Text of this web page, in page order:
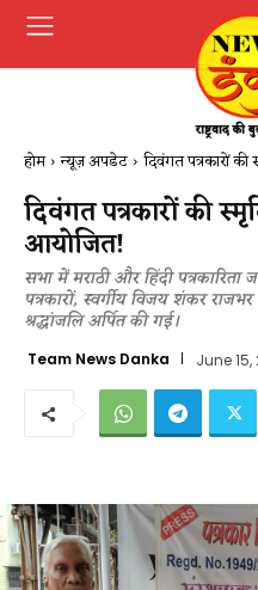
होम न्यूज़ अपडेट दिवंगत पत्रकारों
दिवंगत पत्रकारों की
आयोजित​!
सभा में मराठी और हिंदी
पत्रकारों, स्वर्गीय विजय शंकर राजभर
श्रद्धांजलि अर्पित की गई।
Team News Danka June 15,